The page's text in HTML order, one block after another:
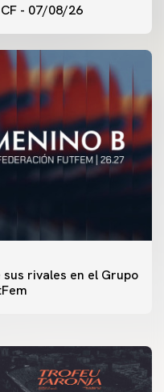
CF - 07/08/26
sus rivales en el Grupo
CF 7/8/2026